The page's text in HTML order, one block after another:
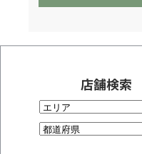
店舗検索